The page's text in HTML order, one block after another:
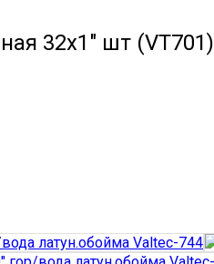
32х1″ шт (VT701)